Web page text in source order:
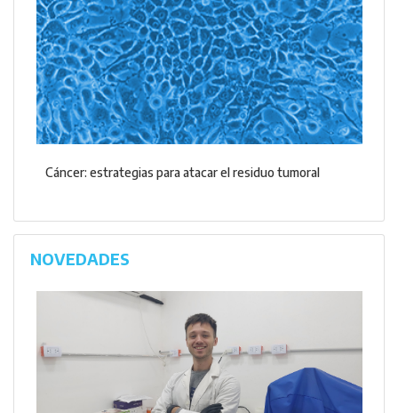
Cáncer: estrategias para atacar el residuo tumoral
NOVEDADES